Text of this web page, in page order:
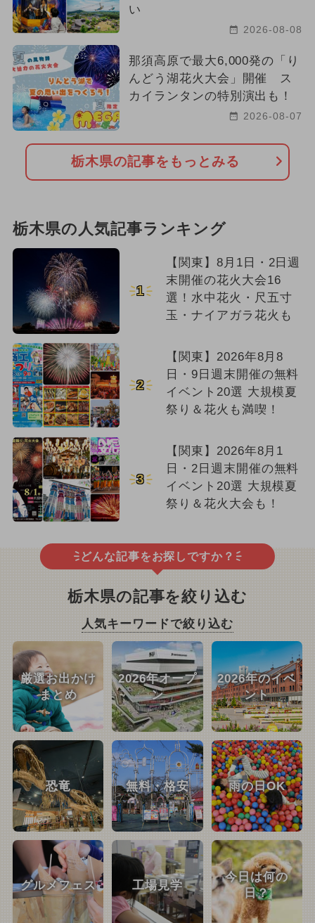
い
2026-08-08
那須高原で最大6,000発の「り
んどう湖花火大会」開催 ス
カイランタンの特別演出も！
2026-08-07
栃木県の記事をもっとみる
栃木県の人気記事ランキング
1
【関東】8月1日・2日週
末開催の花火大会16
選！水中花火・尺五寸
玉・ナイアガラ花火も
2
【関東】2026年8月8
日・9日週末開催の無料
イベント20選 大規模夏
祭り＆花火も満喫！
3
【関東】2026年8月1
日・2日週末開催の無料
イベント20選 大規模夏
祭り＆花火大会も！
どんな記事をお探しですか？
栃木県の記事を絞り込む
人気キーワードで絞り込む
厳選お出かけ
まとめ
2026年オープ
ン
2026年のイベ
ント
恐竜 無料・格安 雨の日OK
グルメフェス 工場見学
今日は何の
日？